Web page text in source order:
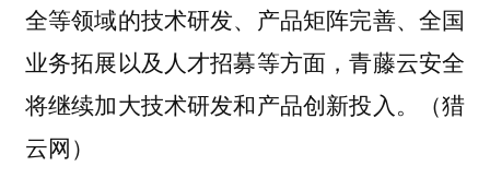
全等领域的技术研发、产品矩阵完善、全国
业务拓展以及人才招募等方面，青藤云安全
将继续加大技术研发和产品创新投入。（猎
云网）